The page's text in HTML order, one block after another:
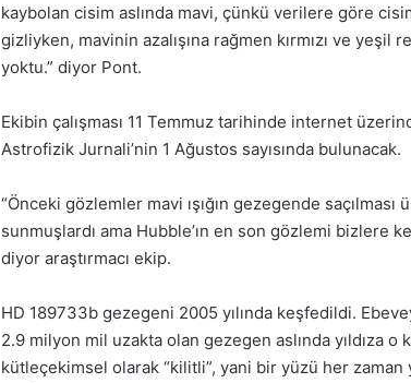
kaybolan cisim aslında mavi, çünkü verilere göre cisim
gizliyken, mavinin azalışına rağmen kırmızı ve yeşil
yoktu.” diyor Pont.
Ekibin çalışması 11 Temmuz tarihinde internet
Astrofizik Jurnali’nin 1 Ağustos sayısında bulunacak.
“Önceki gözlemler mavi ışığın gezegende saçılması
sunmuşlardı ama Hubble’ın en son gözlemi bizlere
diyor araştırmacı ekip.
HD 189733b gezegeni 2005 yılında keşfedildi.
2.9 milyon mil uzakta olan gezegen aslında yıldıza o
kütleçekimsel olarak “kilitli”, yani bir yüzü her zaman